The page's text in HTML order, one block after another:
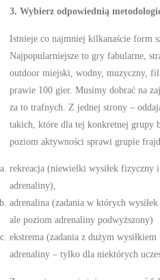
3. Wybierz odpowiednią
Istnieje co najmniej kilkanaście form
Najpopularniejsze to gry fabularne,
outdoor miejski, wodny, muzyczny,
prawie 100 gier. Musimy dobrać na
za to trafnych. Z jednej strony –
takich, które dla tej konkretnej grupy
poziom aktywności sprawi grupie
rekreacja (niewielki wysiłek fizyczny
adrenaliny),
adrenalina (zadania w których
ale poziom adrenaliny podwyższony)
ekstrema (zadania z dużym
adrenaliny – tylko dla niektórych